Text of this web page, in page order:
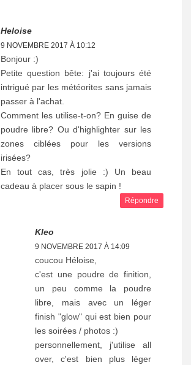
Heloise
9 NOVEMBRE 2017 À 10:12
Bonjour :)
Petite question bête: j'ai toujours été
intrigué par les météorites sans jamais
passer à l'achat.
Comment les utilise-t-on? En guise de
poudre libre? Ou d'highlighter sur les
zones ciblées pour les versions
irisées?
En tout cas, très jolie :) Un beau
cadeau à placer sous le sapin !
Répondre
Kleo
9 NOVEMBRE 2017 À 14:09
coucou Héloise,
c'est une poudre de finition,
un peu comme la poudre
libre, mais avec un léger
finish "glow" qui est bien pour
les soirées / photos :)
personnellement, j'utilise all
over, c'est bien plus léger